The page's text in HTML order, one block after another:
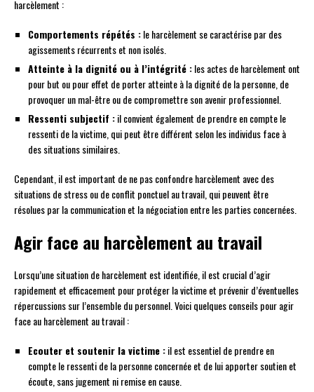
harcèlement :
Comportements répétés :le harcèlement se caractérise par des
agissements récurrents et non isolés.
Atteinte à la dignité ou à l’intégrité :les actes de harcèlement ont
pour but ou pour effet de porter atteinte à la dignité de la personne, de
provoquer un mal-être ou de compromettre son avenir professionnel.
Ressenti subjectif :il convient également de prendre en compte le
ressenti de la victime, qui peut être différent selon les individus face à
des situations similaires.
Cependant, il est important de ne pas confondre harcèlement avec des
situations de stress ou de conflit ponctuel au travail, qui peuvent être
résolues par la communication et la négociation entre les parties concernées.
Agir face au harcèlement au travail
Lorsqu’une situation de harcèlement est identifiée, il est crucial d’agir
rapidement et efficacement pour protéger la victime et prévenir d’éventuelles
répercussions sur l’ensemble du personnel. Voici quelques conseils pour agir
face au harcèlement au travail :
Ecouter et soutenir la victime :il est essentiel de prendre en
compte le ressenti de la personne concernée et de lui apporter soutien et
écoute, sans jugement ni remise en cause.